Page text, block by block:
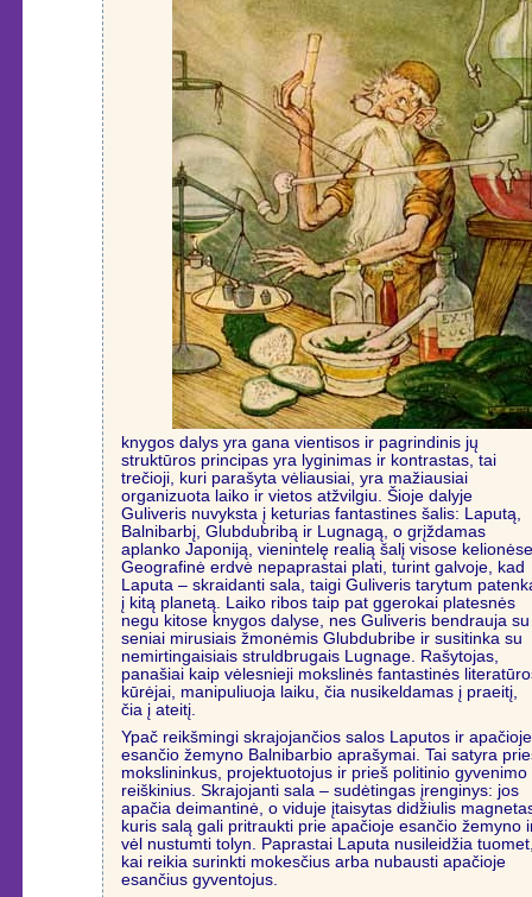
knygos dalys yra gana vientisos ir pagrindinis jų
struktūros principas yra lyginimas ir kontrastas, tai
trečioji, kuri parašyta vėliausiai, yra mažiausiai
organizuota laiko ir vietos atžvilgiu. Šioje dalyje
Guliveris nuvyksta į keturias fantastines šalis: Laputą,
Balnibarbį, Glubdubribą ir Lugnagą, o grįždamas
aplanko Japoniją, vienintelę realią šalį visose
Geografinė erdvė nepaprastai plati, turint galvoje, kad
Laputa – skraidanti sala, taigi Guliveris tarytum
į kitą planetą. Laiko ribos taip pat ggerokai platesnės
negu kitose knygos dalyse, nes Guliveris bendrauja su
seniai mirusiais žmonėmis Glubdubribe ir susitinka su
nemirtingaisiais struldbrugais Lugnage. Rašytojas,
panašiai kaip vėlesnieji mokslinės fantastinės
kūrėjai, manipuliuoja laiku, čia nusikeldamas į praeitį,
čia į ateitį.
Ypač reikšmingi skrajojančios salos Laputos ir apačioje
esančio žemyno Balnibarbio aprašymai. Tai satyra
mokslininkus, projektuotojus ir prieš politinio gyvenimo
reiškinius. Skrajojanti sala – sudėtingas įrenginys: jos
apačia deimantinė, o viduje įtaisytas didžiulis
kuris salą gali pritraukti prie apačioje esančio žemyno
vėl nustumti tolyn. Paprastai Laputa nusileidžia
kai reikia surinkti mokesčius arba nubausti apačioje
esančius gyventojus.